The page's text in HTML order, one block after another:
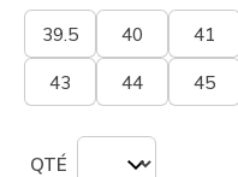
39.5 40 41
43 44 45
QTÉ